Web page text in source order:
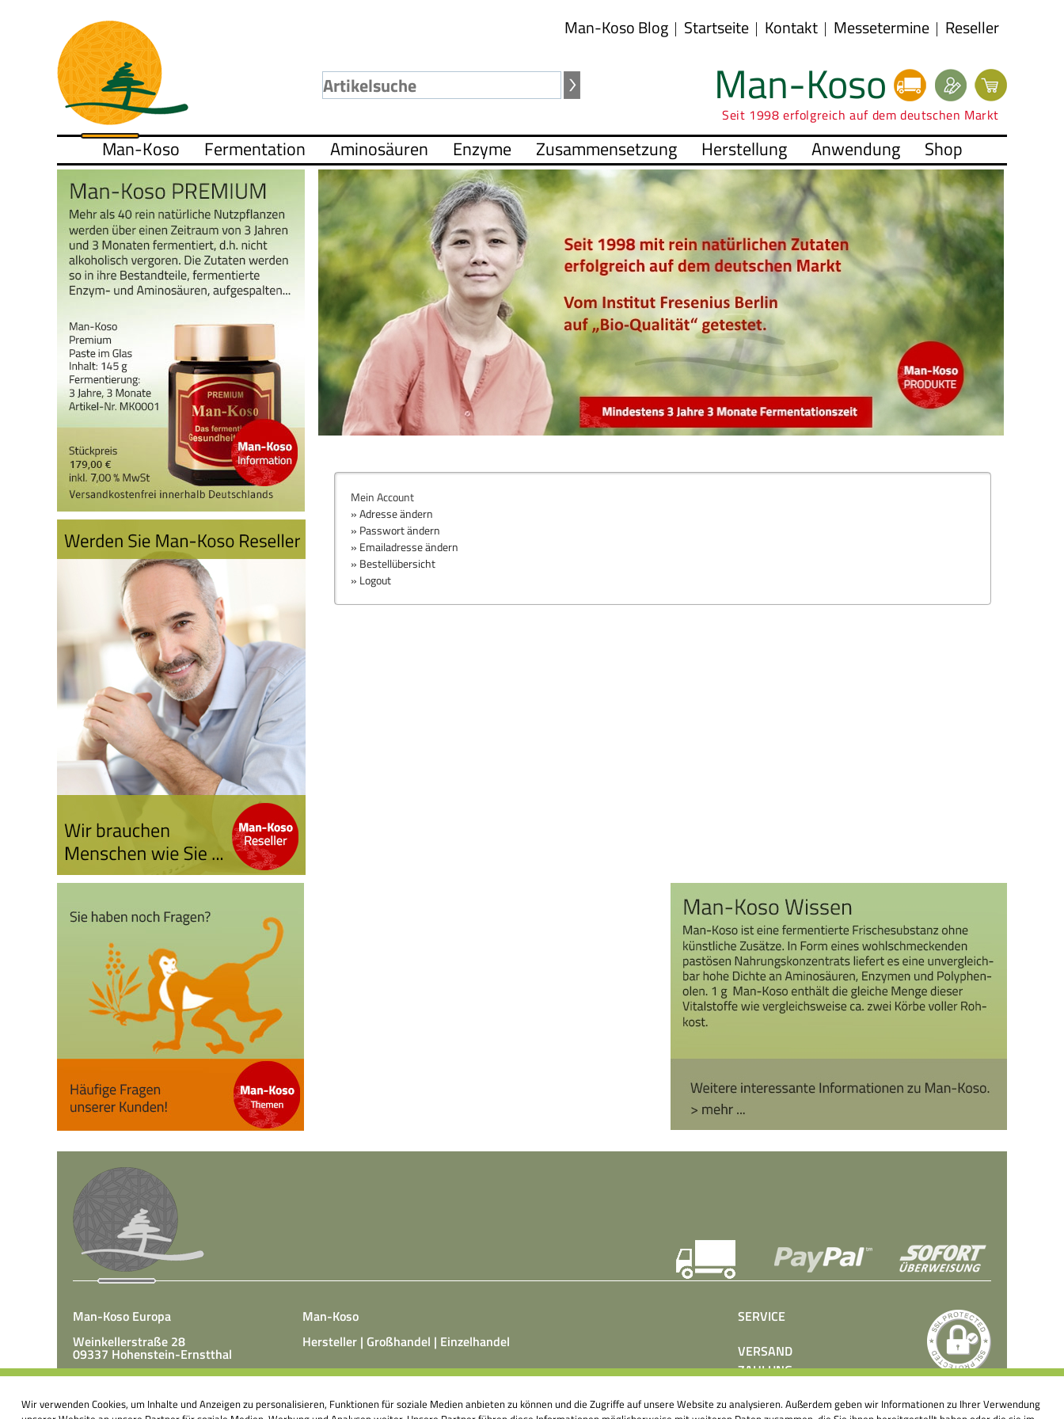
Man-Koso Blog Startseite Kontakt Messetermine Reseller
Man-Koso
Seit 1998 erfolgreich auf dem deutschen Markt
Man-Koso Fermentation Aminosäuren Enzyme Zusammensetzung Herstellung Anwendung Shop
Mein Account
» Adresse ändern
» Passwort ändern
» Emailadresse ändern
» Bestellübersicht
» Logout
Man-Koso Europa
Weinkellerstraße 28
09337 Hohenstein-Ernstthal
Tel.: +49(0)3723 65 89 50
Man-Koso
Hersteller | Großhandel | Einzelhandel
unter Zusatz von Hefepilzen, Milchsäurebakterien in klimatisierten
SERVICE
VERSAND
ZAHLUNG
PRESSE
Wir verwenden Cookies, um Inhalte und Anzeigen zu personalisieren, Funktionen für soziale Medien anbieten zu können und die Zugriffe auf unsere Website zu analysieren. Außerdem geben wir Informationen zu Ihrer Verwendung